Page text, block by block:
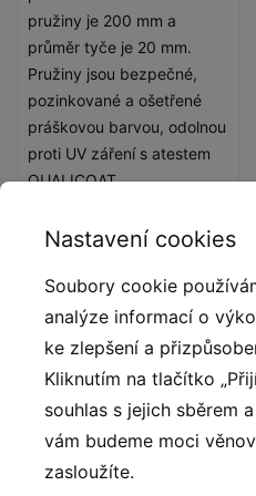
pružiny je 200 mm a
průměr tyče je 20 mm.
Pružiny jsou bezpečné,
pozinkované a ošetřené
práškovou barvou, odolnou
proti UV záření s atestem
QUALICOAT.
Ergonomické sedátko
Nastavení cookies
Soubory cookie
analýze informací o
ke zlepšení a
Kliknutím na tlačítko
souhlas s jejich sběrem
vám budeme moci
zasloužíte.